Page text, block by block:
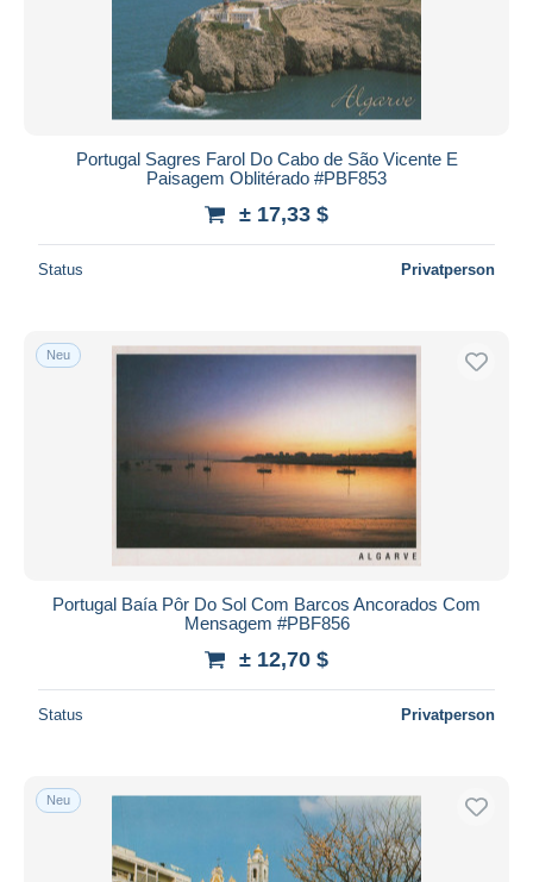
Portugal Sagres Farol Do Cabo de São Vicente E
Paisagem Oblitérado #PBF853
± 17,33 $
Status Privatperson
Neu
Portugal Baía Pôr Do Sol Com Barcos Ancorados Com
Mensagem #PBF856
± 12,70 $
Status Privatperson
Neu